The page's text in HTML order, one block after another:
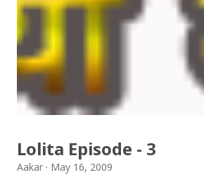
Lolita Episode - 3
Aakar May 16, 2009